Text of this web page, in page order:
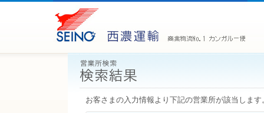
お客さまの入力情報より下記の営業所が該当します